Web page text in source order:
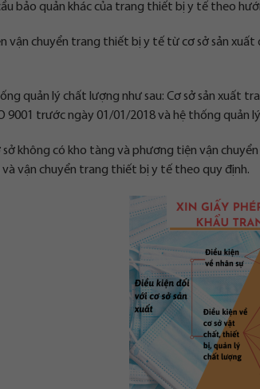
bảo quản khác của trang thiết bị y tế theo
vận chuyển trang thiết bị y tế từ cơ sở sản
quản lý chất lượng như sau: Cơ sở sản xuất
9001 trước ngày 01/01/2018 và hệ thống quản
sở không có kho tàng và phương tiện vận
và vận chuyển trang thiết bị y tế theo quy định.